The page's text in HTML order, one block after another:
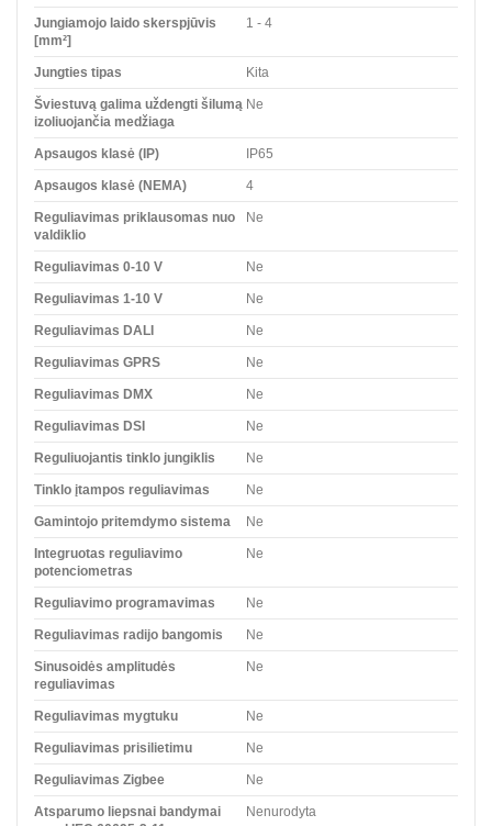
Jungiamojo laido skerspjūvis
[mm²]
1 - 4
Jungties tipas Kita
Šviestuvą galima uždengti šilumą
izoliuojančia medžiaga
Ne
Apsaugos klasė (IP) IP65
Apsaugos klasė (NEMA) 4
Reguliavimas priklausomas nuo
valdiklio
Ne
Reguliavimas 0-10 V Ne
Reguliavimas 1-10 V Ne
Reguliavimas DALI Ne
Reguliavimas GPRS Ne
Reguliavimas DMX Ne
Reguliavimas DSI Ne
Reguliuojantis tinklo jungiklis Ne
Tinklo įtampos reguliavimas Ne
Gamintojo pritemdymo sistema Ne
Integruotas reguliavimo
potenciometras
Ne
Reguliavimo programavimas Ne
Reguliavimas radijo bangomis Ne
Sinusoidės amplitudės
reguliavimas
Ne
Reguliavimas mygtuku Ne
Reguliavimas prisilietimu Ne
Reguliavimas Zigbee Ne
Atsparumo liepsnai bandymai
Nenurodyta